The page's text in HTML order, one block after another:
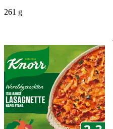
261 g